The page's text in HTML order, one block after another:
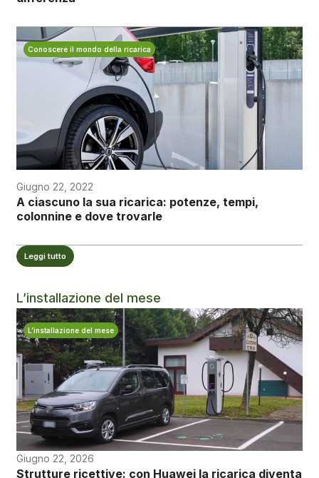
Conoscere il mondo della ricarica
Giugno 22, 2022
A ciascuno la sua ricarica: potenze, tempi,
colonnine e dove trovarle
Leggi tutto
L’installazione del mese
L’installazione del mese
Giugno 22, 2026
Strutture ricettive: con Huawei la ricarica diventa